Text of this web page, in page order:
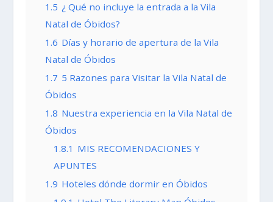
1.5 ¿ Qué no incluye la entrada a la Vila
Natal de Óbidos?
1.6 Días y horario de apertura de la Vila
Natal de Óbidos
1.7 5 Razones para Visitar la Vila Natal de
Óbidos
1.8 Nuestra experiencia en la Vila Natal de
Óbidos
1.8.1 MIS RECOMENDACIONES Y
APUNTES
1.9 Hoteles dónde dormir en Óbidos